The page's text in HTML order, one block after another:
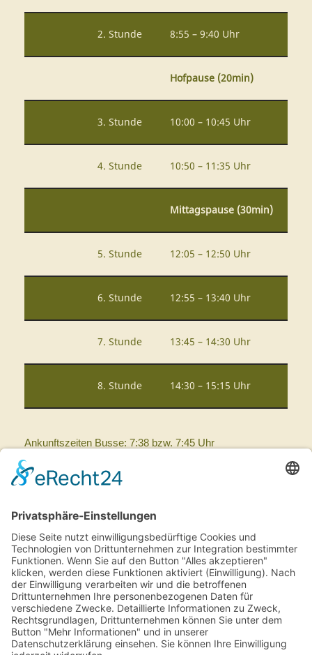
2. Stunde 8:55 – 9:40 Uhr
Hofpause (20min)
3. Stunde 10:00 – 10:45 Uhr
4. Stunde 10:50 – 11:35 Uhr
Mittagspause (30min)
5. Stunde 12:05 – 12:50 Uhr
6. Stunde 12:55 – 13:40 Uhr
7. Stunde 13:45 – 14:30 Uhr
8. Stunde 14:30 – 15:15 Uhr
Ankunftszeiten Busse: 7:38 bzw. 7:45 Uhr
Abfahrtszeiten Busse: 12:11, 13:11, 13:50 und 14:41 Uhr
Schulträger